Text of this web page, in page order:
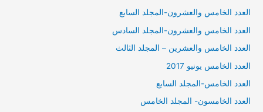
العدد الخامس والعشرون-المجلد السابع
العدد الخامس والعشرون-المجلد السادس
العدد الخامس والعشرين – المجلد الثالث
العدد الخامس يونيو 2017
العدد الخامس-المجلد السابع
العدد الخامسون- المجلد الخامس